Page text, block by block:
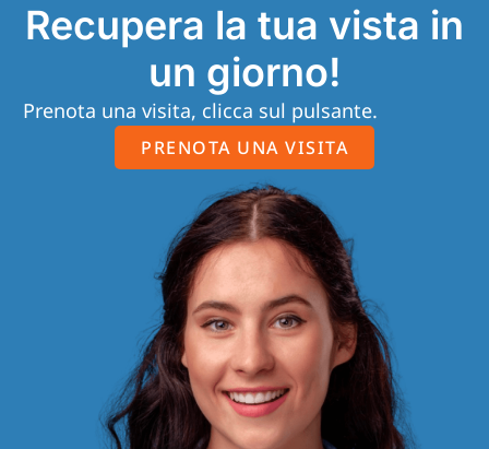
Recupera la tua vista in
un giorno!
Prenota una visita, clicca sul pulsante.
PRENOTA UNA VISITA